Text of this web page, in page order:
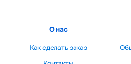
О нас
Как сделать заказ